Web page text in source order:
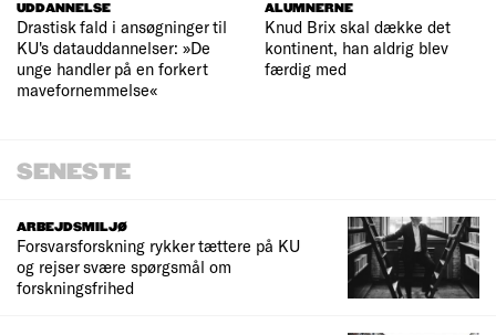
UDDANNELSE
Drastisk fald i ansøgninger til
KU's datauddannelser: »De
unge handler på en forkert
mavefornemmelse«
ALUMNERNE
Knud Brix skal dække det
kontinent, han aldrig blev
færdig med
SENESTE
ARBEJDSMILJØ
Forsvarsforskning rykker tættere på KU
og rejser svære spørgsmål om
forskningsfrihed